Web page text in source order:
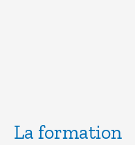
La formation